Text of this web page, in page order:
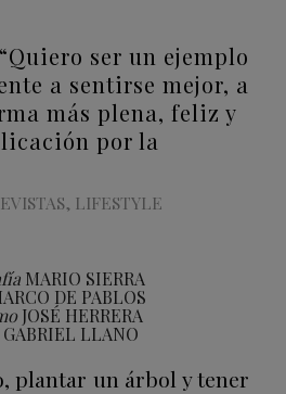
ser un ejemplo
a sentirse mejor, a
más plena, feliz y
por la
, LIFESTYLE
MARIO SIERRA
DE PABLOS
JOSÉ HERRERA
GABRIEL LLANO
plantar un árbol y tener